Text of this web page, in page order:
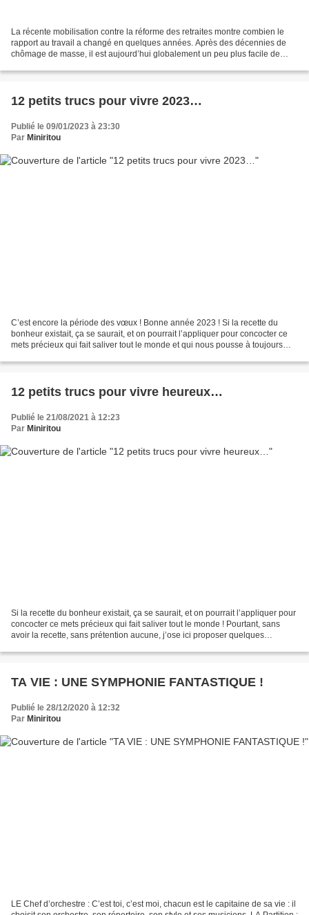
La récente mobilisation contre la réforme des retraites montre combien le
rapport au travail a changé en quelques années. Après des décennies de
chômage de masse, il est aujourd’hui globalement un peu plus facile de
12 petits trucs pour vivre 2023…
Publié le 09/01/2023 à 23:30
Par Miniritou
C’est encore la période des vœux ! Bonne année 2023 ! Si la recette du
bonheur existait, ça se saurait, et on pourrait l’appliquer pour concocter ce
mets précieux qui fait saliver tout le monde et qui nous pousse à toujours
12 petits trucs pour vivre heureux…
Publié le 21/08/2021 à 12:23
Par Miniritou
Si la recette du bonheur existait, ça se saurait, et on pourrait l’appliquer pour
concocter ce mets précieux qui fait saliver tout le monde ! Pourtant, sans
avoir la recette, sans prétention aucune, j’ose ici proposer quelques
TA VIE : UNE SYMPHONIE FANTASTIQUE !
Publié le 28/12/2020 à 12:32
Par Miniritou
LE Chef d’orchestre : C’est toi, c’est moi, chacun est le capitaine de sa vie : il